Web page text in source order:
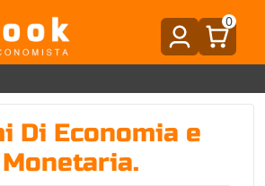
0
Di Economia e